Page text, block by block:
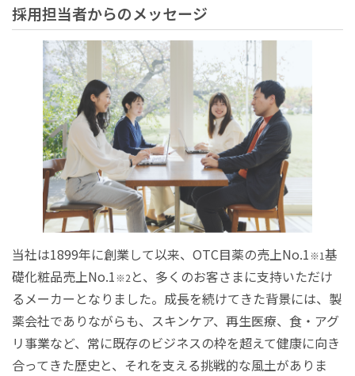
採用担当者からのメッセージ
当社は1899年に創業して以来、OTC目薬の売上No.1※1基
礎化粧品売上No.1※2 と、多くのお客さまに支持いただけ
るメーカーとなりました。成長を続けてきた背景には、製
薬会社でありながらも、スキンケア、再生医療、食・アグ
リ事業など、常に既存のビジネスの枠を超えて健康に向き
合ってきた歴史と、それを支える挑戦的な風土がありま